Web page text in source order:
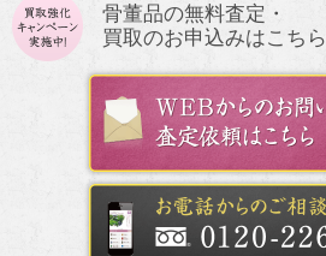
骨董品の無料査定・
買取のお申込みはこちら